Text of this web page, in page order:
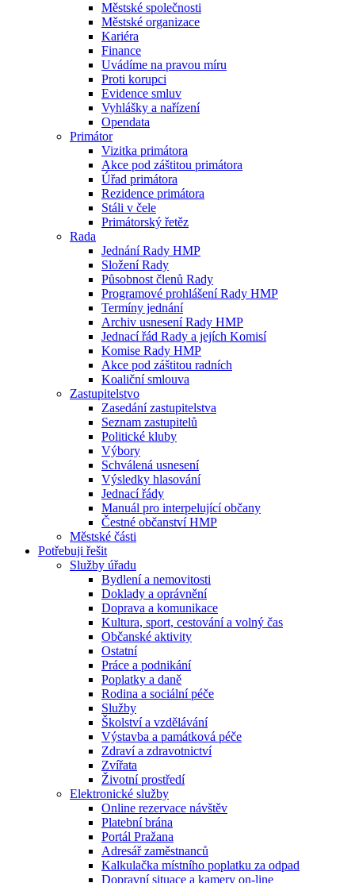
Městské společnosti
Městské organizace
Kariéra
Finance
Uvádíme na pravou míru
Proti korupci
Evidence smluv
Vyhlášky a nařízení
Opendata
Primátor
Vizitka primátora
Akce pod záštitou primátora
Úřad primátora
Rezidence primátora
Stáli v čele
Primátorský řetěz
Rada
Jednání Rady HMP
Složení Rady
Působnost členů Rady
Programové prohlášení Rady HMP
Termíny jednání
Archiv usnesení Rady HMP
Jednací řád Rady a jejích Komisí
Komise Rady HMP
Akce pod záštitou radních
Koaliční smlouva
Zastupitelstvo
Zasedání zastupitelstva
Seznam zastupitelů
Politické kluby
Výbory
Schválená usnesení
Výsledky hlasování
Jednací řády
Manuál pro interpelující občany
Čestné občanství HMP
Městské části
Potřebuji řešit
Služby úřadu
Bydlení a nemovitosti
Doklady a oprávnění
Doprava a komunikace
Kultura, sport, cestování a volný čas
Občanské aktivity
Ostatní
Práce a podnikání
Poplatky a daně
Rodina a sociální péče
Služby
Školství a vzdělávání
Výstavba a památková péče
Zdraví a zdravotnictví
Zvířata
Životní prostředí
Elektronické služby
Online rezervace návštěv
Platební brána
Portál Pražana
Adresář zaměstnanců
Kalkulačka místního poplatku za odpad
Dopravní situace a kamery on-line